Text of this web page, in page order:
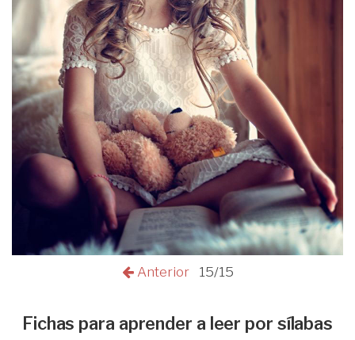
Anterior 15/15
Fichas para aprender a leer por sílabas